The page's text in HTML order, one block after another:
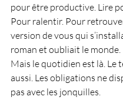
pour être productive. Lire
Pour ralentir. Pour
version de vous qui
roman et oubliait le monde.
Mais le quotidien est là. Le
aussi. Les obligations ne
pas avec les jonquilles.